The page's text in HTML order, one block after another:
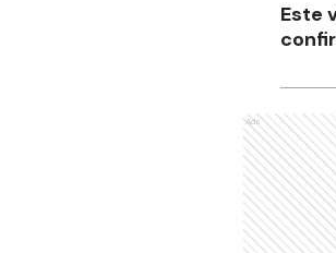
Este
Ads